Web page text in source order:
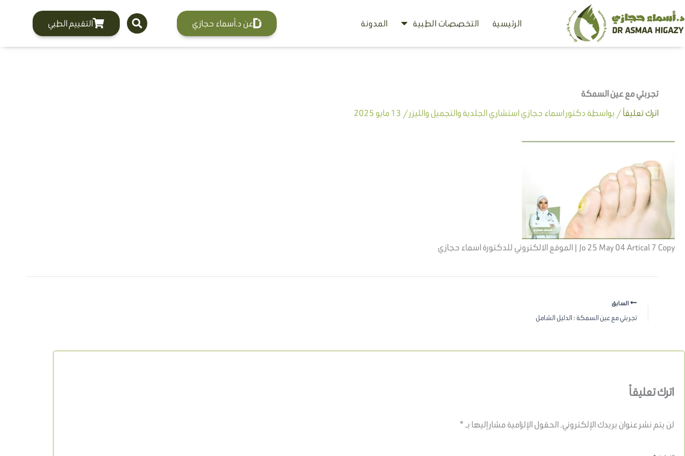
تخطي
إلى
الرئيسية التخصصات الطبية المدونة عن د.أسماء حجازي التقييم الطبي
تجربتي مع عين السمكة
اترك تعليقاً/ بواسطة دكتور اسماء حجازي استشاري الجلدية والتجميل والليزر/ 13 مايو 2025
Jo 25 May 04 Artical 7 Copy | الموقع الالكتروني للدكتورة اسماء حجازي
السابق
تجربتي مع عين السمكة : الدليل الشامل
اترك تعليقاً
لن يتم نشر عنوان بريدك الإلكتروني.الحقول الإلزامية مشار إليها بـ*